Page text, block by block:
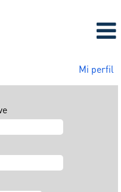
Mi perfil